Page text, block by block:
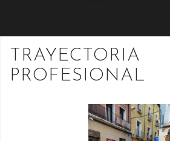
TRAYECTORIA
PROFESIONAL